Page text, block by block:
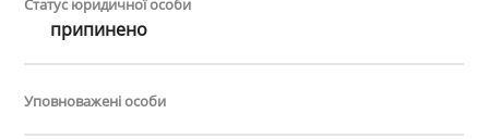
Статус юридичної особи
припинено
Уповноважені особи